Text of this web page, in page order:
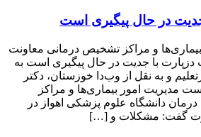
در حال پیگیری است
و مراکز تشخیص درمانی معاونت
دزپارت با جدیت در حال پیگیری است به
و به نقل از وب‌دا خوزستان، دکتر
مدیریت امور بیماری‌ها و مراکز
دانشگاه علوم پزشکی اهواز در
گفت: مشکلات و […]